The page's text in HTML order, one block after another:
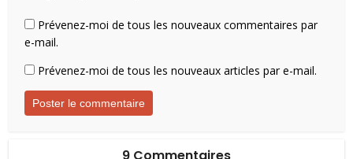
Prévenez-moi de tous les nouveaux commentaires par
e-mail.
Prévenez-moi de tous les nouveaux articles par e-mail.
9 Commentaires